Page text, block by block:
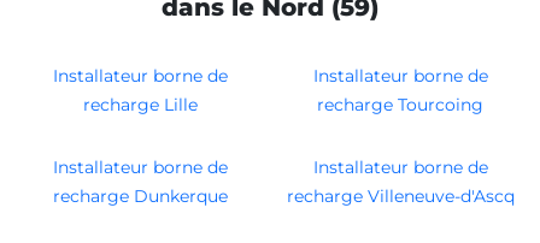
dans le Nord (59)
Installateur borne de
recharge Lille
Installateur borne de
recharge Tourcoing
Installateur borne de
recharge Dunkerque
Installateur borne de
recharge Villeneuve-d'Ascq